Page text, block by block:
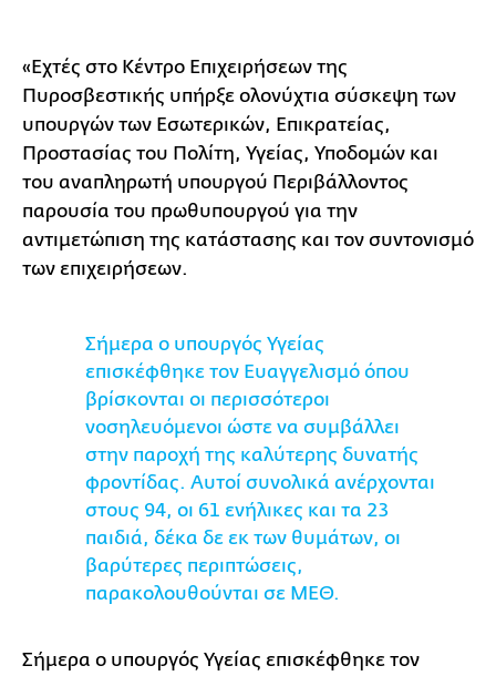
«Εχτές στο Κέντρο Επιχειρήσεων της
Πυροσβεστικής υπήρξε ολονύχτια σύσκεψη των
υπουργών των Εσωτερικών, Επικρατείας,
Προστασίας του Πολίτη, Υγείας, Υποδομών και
του αναπληρωτή υπουργού Περιβάλλοντος
παρουσία του πρωθυπουργού για την
αντιμετώπιση της κατάστασης και τον συντονισμό
των επιχειρήσεων.
Σήμερα ο υπουργός Υγείας
επισκέφθηκε τον Ευαγγελισμό όπου
βρίσκονται οι περισσότεροι
νοσηλευόμενοι ώστε να συμβάλλει
στην παροχή της καλύτερης δυνατής
φροντίδας. Αυτοί συνολικά ανέρχονται
στους 94, οι 61 ενήλικες και τα 23
παιδιά, δέκα δε εκ των θυμάτων, οι
βαρύτερες περιπτώσεις,
παρακολουθούνται σε ΜΕΘ.
Σήμερα ο υπουργός Υγείας επισκέφθηκε τον